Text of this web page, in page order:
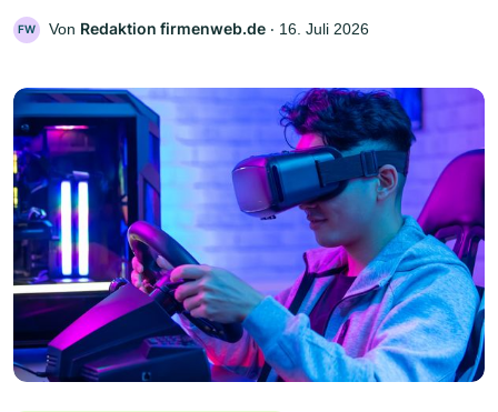
FW Von Redaktion firmenweb.de ‧ 16. Juli 2026